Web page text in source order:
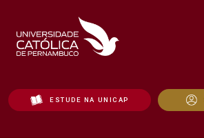
ESTUDE NA UNICAP